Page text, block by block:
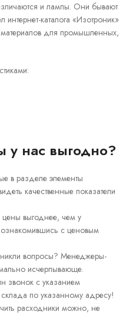
и лампы. Они бывают
каталога «Изотроник»
для промышленных,
у нас выгодно?
в разделе элементы
качественные показатели
цены выгоднее, чем у
ознакомившись с ценовым
вопросы? Менеджеры-
исчерпывающе.
звонок с указанием
по указанному адресу!
расходники можно, не